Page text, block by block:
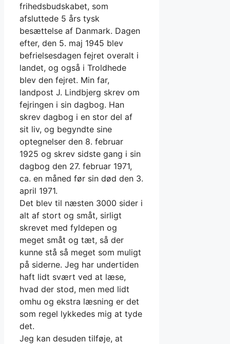
frihedsbudskabet, som
afsluttede 5 års tysk
besættelse af Danmark. Dagen
efter, den 5. maj 1945 blev
befrielsesdagen fejret overalt i
landet, og også i Troldhede
blev den fejret. Min far,
landpost J. Lindbjerg skrev om
fejringen i sin dagbog. Han
skrev dagbog i en stor del af
sit liv, og begyndte sine
optegnelser den 8. februar
1925 og skrev sidste gang i sin
dagbog den 27. februar 1971,
ca. en måned før sin død den 3.
april 1971.
Det blev til næsten 3000 sider i
alt af stort og småt, sirligt
skrevet med fyldepen og
meget småt og tæt, så der
kunne stå så meget som muligt
på siderne. Jeg har undertiden
haft lidt svært ved at læse,
hvad der stod, men med lidt
omhu og ekstra læsning er det
som regel lykkedes mig at tyde
det.
Jeg kan desuden tilføje, at